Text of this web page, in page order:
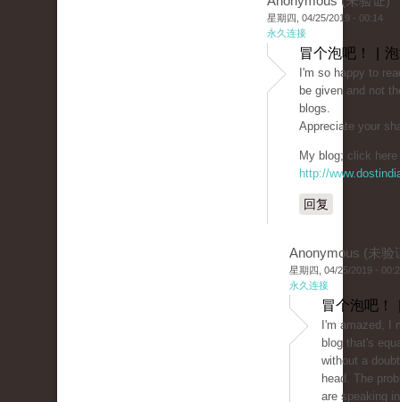
星期四, 04/25/2019 - 00:14
永久连接
冒个泡吧！ |
I'm so happy to
be given and not
blogs.
Appreciate your
My blog; click here
http://
回复
Anonymous (未验
星期四, 04/25/2019 -
永久连接
冒个泡吧！
I'm amazed, I
blog that's
without a
head. The
are speaking